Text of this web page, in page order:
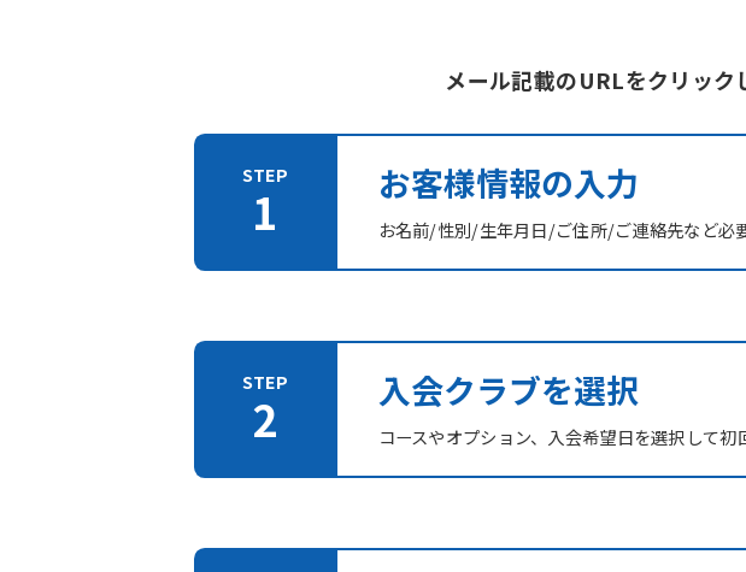
メール記載のURLをクリック
お客様情報の入力
お名前/性別/生年月日/ご住所/ご連絡先など必
入会クラブを選択
コースやオプション、入会希望日を選択して初